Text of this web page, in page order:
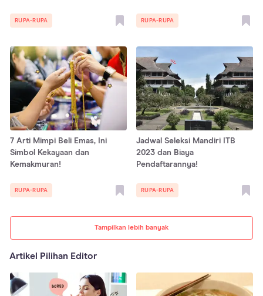
Tampilkan lebih banyak
RUPA-RUPA RUPA-RUPA
7 Arti Mimpi Beli Emas, Ini
Simbol Kekayaan dan
Kemakmuran!
RUPA-RUPA
Jadwal Seleksi Mandiri ITB
2023 dan Biaya
Pendaftarannya!
RUPA-RUPA
Artikel Pilihan Editor